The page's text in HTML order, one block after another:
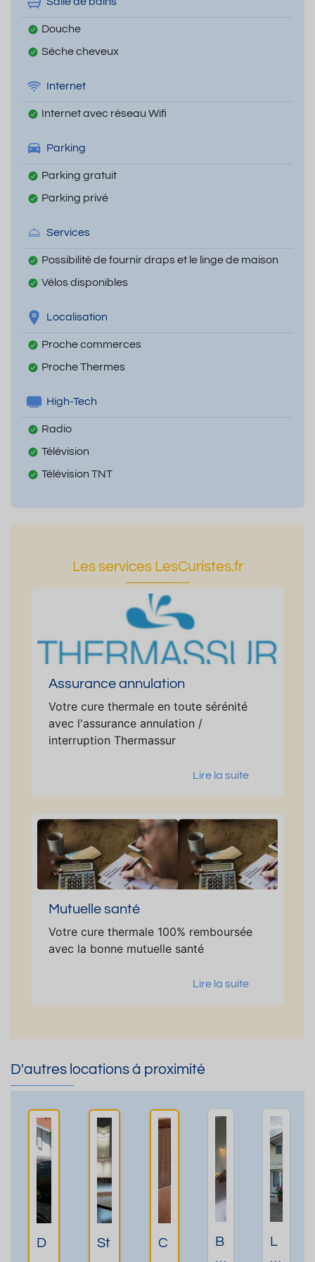
Douche
Sèche cheveux
Internet
Internet avec réseau Wifi
Parking
Parking gratuit
Parking privé
Services
Possibilité de fournir draps et le linge de maison
Vélos disponibles
Localisation
Proche commerces
Proche Thermes
High-Tech
Radio
Télévision
Télévision TNT
Les services LesCuristes.fr
Assurance annulation
Votre cure thermale en toute sérénité
avec l'assurance annulation /
interruption Thermassur
Lire la suite
Mutuelle santé
Votre cure thermale 100% remboursée
avec la bonne mutuelle santé
Lire la suite
D'autres locations à proximité
D
St
C
B
e
L
o